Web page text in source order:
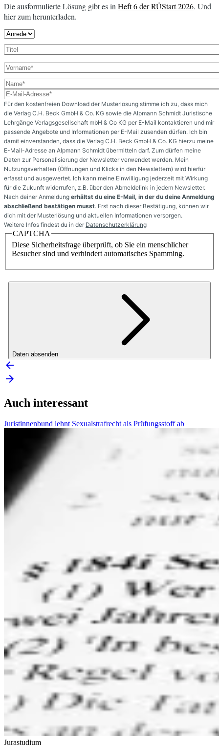
Die ausformulierte Lösung gibt es in Heft 6 der RÜStart 2026. Und
hier zum herunterladen.
Für den kostenfreien Download der Musterlösung stimme ich zu, dass mich
die Verlag C.H. Beck GmbH & Co. KG sowie die Alpmann Schmidt Juristische
Lehrgänge Verlagsgesellschaft mbH & Co KG per E-Mail kontaktieren und mir
passende Angebote und Informationen per E-Mail zusenden dürfen. Ich bin
damit einverstanden, dass die Verlag C.H. Beck GmbH & Co. KG hierzu meine
E-Mail-Adresse an Alpmann Schmidt übermitteln darf. Zum dürfen meine
Daten zur Personalisierung der Newsletter verwendet werden. Mein
Nutzungsverhalten (Öffnungen und Klicks in den Newslettern) wird hierfür
erfasst und ausgewertet. Ich kann meine Einwilligung jederzeit mit Wirkung
für die Zukunft widerrufen, z.B. über den Abmeldelink in jedem Newsletter.
Nach deiner Anmeldung erhältst du eine E-Mail, in der du deine Anmeldung
abschließend bestätigen musst. Erst nach dieser Bestätigung, können wir
dich mit der Musterlösung und aktuellen Informationen versorgen.
Weitere Infos findest du in der Datenschutzerklärung
CAPTCHA
Diese Sicherheitsfrage überprüft, ob Sie ein menschlicher
Besucher sind und verhindert automatisches Spamming.
Daten absenden
Auch interessant
Juristinnenbund lehnt Sexualstrafrecht als Prüfungsstoff ab
Jurastudium